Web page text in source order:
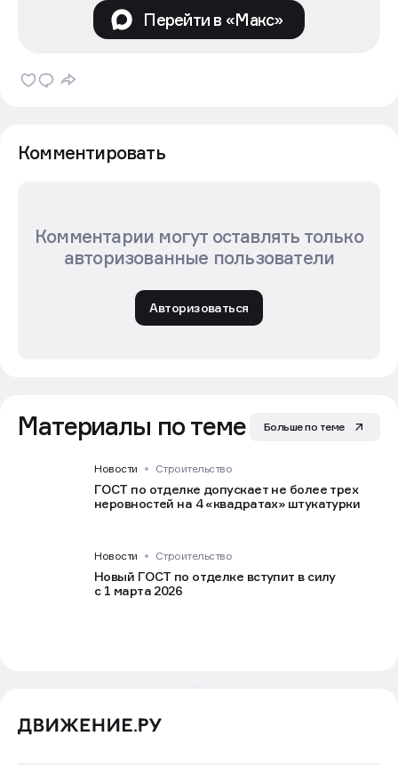
Перейти в «Макс»
Комментировать
Комментарии могут оставлять только
авторизованные пользователи
Авторизоваться
Материалы по теме Больше по теме
Новости Строительство
ГОСТ по отделке допускает не более трех
неровностей на 4 «квадратах» штукатурки
Новости Строительство
Новый ГОСТ по отделке вступит в силу
с 1 марта 2026